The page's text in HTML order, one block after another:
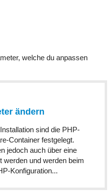
welche du anpassen
ändern
sind die PHP-
Container festgelegt.
jedoch auch über eine
werden und werden beim
Konfiguration...